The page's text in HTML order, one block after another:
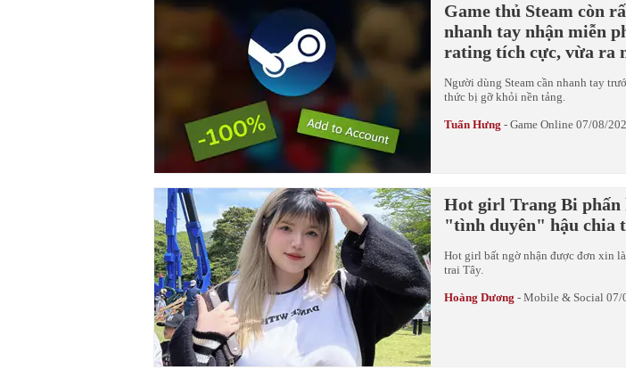
Game thủ Steam còn
nhanh tay nhận miễn
rating tích cực, vừa ra
Người dùng Steam cần nhanh tay
thức bị gỡ khỏi nền tảng.
Tuấn Hưng - Game Online 07/08/
Hot girl Trang Bi phấn
"tình duyên" hậu chia
Hot girl bất ngờ nhận được đơn xin
trai Tây.
Hoàng Dương - Mobile & Social 07/